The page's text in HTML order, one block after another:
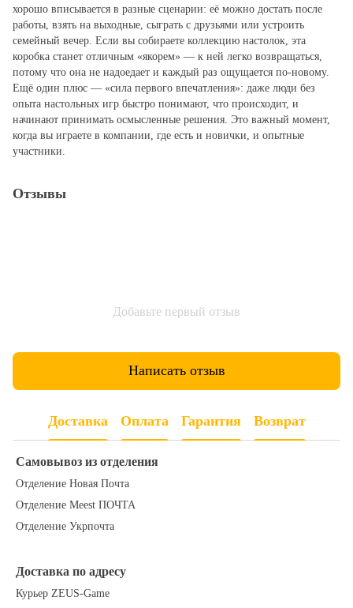
хорошо вписывается в разные сценарии: её можно достать после
работы, взять на выходные, сыграть с друзьями или устроить
семейный вечер. Если вы собираете коллекцию настолок, эта
коробка станет отличным «якорем» — к ней легко возвращаться,
потому что она не надоедает и каждый раз ощущается по‑новому.
Ещё один плюс — «сила первого впечатления»: даже люди без
опыта настольных игр быстро понимают, что происходит, и
начинают принимать осмысленные решения. Это важный момент,
когда вы играете в компании, где есть и новички, и опытные
участники.
Отзывы
Добавьте первый отзыв
Написать отзыв
Доставка Оплата Гарантия Возврат
Самовывоз из отделения
Отделение Новая Почта
Отделение Meest ПОЧТА
Отделение Укрпочта
Доставка по адресу
Курьер ZEUS-Game